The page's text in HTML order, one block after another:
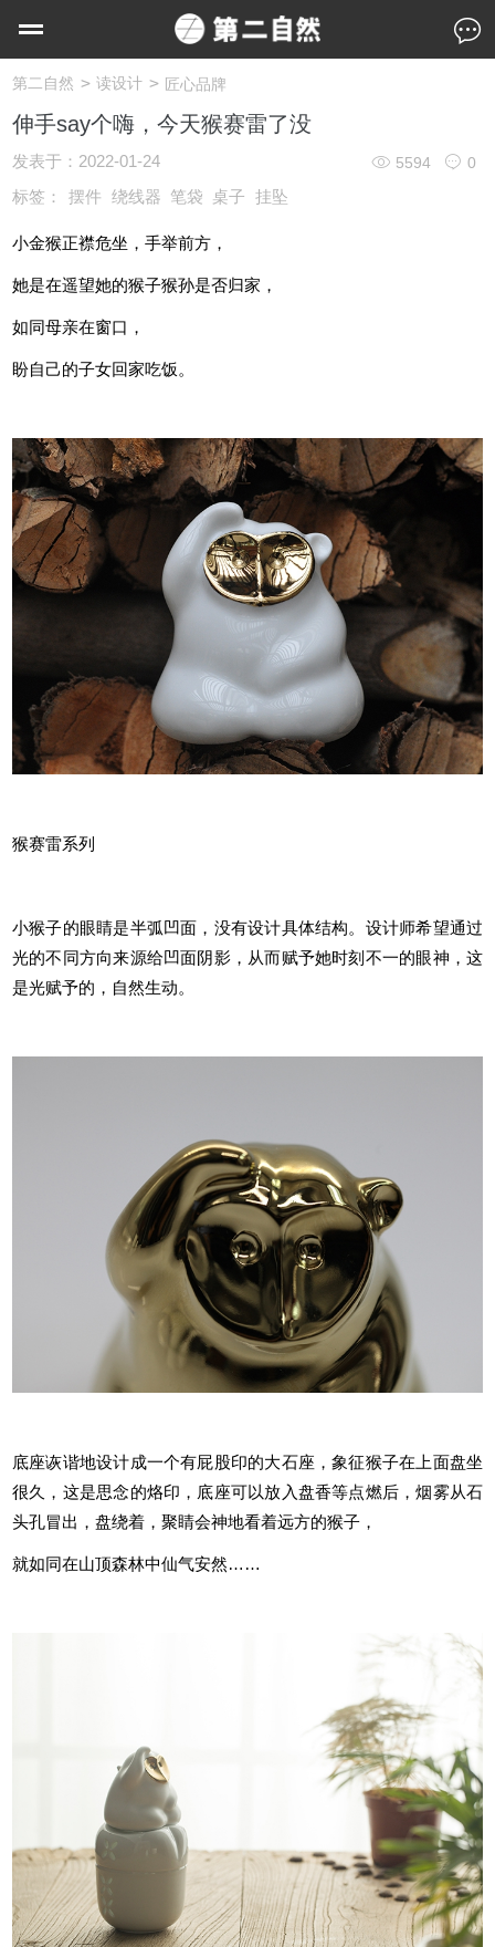
第二自然 > 读设计 > 匠心品牌
伸手say个嗨，今天猴赛雷了没
发表于： 2022-01-24 0
5594
标签： 摆件 绕线器 笔袋 桌子 挂坠
小金猴正襟危坐，手举前方，
她是在遥望她的猴子猴孙是否归家，
如同母亲在窗口，
盼自己的子女回家吃饭。
猴赛雷系列
小猴子的眼睛是半弧凹面，没有设计具体结构。设计师希望通过
光的不同方向来源给凹面阴影，从而赋予她时刻不一的眼神，这
是光赋予的，自然生动。
底座诙谐地设计成一个有屁股印的大石座，象征猴子在上面盘坐
很久，这是思念的烙印，底座可以放入盘香等点燃后，烟雾从石
头孔冒出，盘绕着，聚睛会神地看着远方的猴子，
就如同在山顶森林中仙气安然……